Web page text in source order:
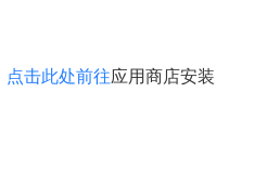
点击此处前往应用商店安装